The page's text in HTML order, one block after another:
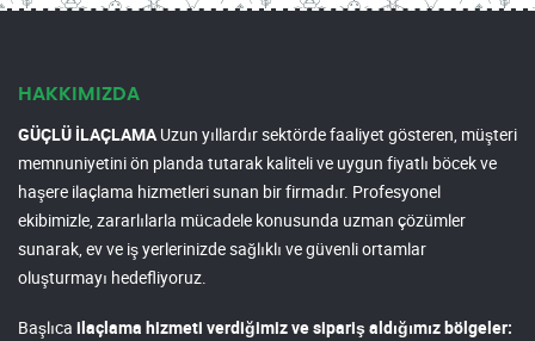
HAKKIMIZDA
GÜÇLÜ İLAÇLAMAUzun yıllardır sektörde faaliyet gösteren, müşteri
memnuniyetini ön planda tutarak kaliteli ve uygun fiyatlı böcek ve
haşere ilaçlama hizmetleri sunan bir firmadır. Profesyonel
ekibimizle, zararlılarla mücadele konusunda uzman çözümler
sunarak, ev ve iş yerlerinizde sağlıklı ve güvenli ortamlar
oluşturmayı hedefliyoruz.
Başlıca ilaçlama hizmeti verdiğimiz ve sipariş aldığımız bölgeler: